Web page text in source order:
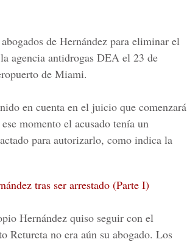
de Hernández para eliminar el
agencia antidrogas DEA el 23 de
de Miami.
en cuenta en el juicio que comenzará
momento el acusado tenía un
para autorizarlo, como indica la
tras ser arrestado (Parte I)
Hernández quiso seguir con el
Retureta no era aún su abogado. Los